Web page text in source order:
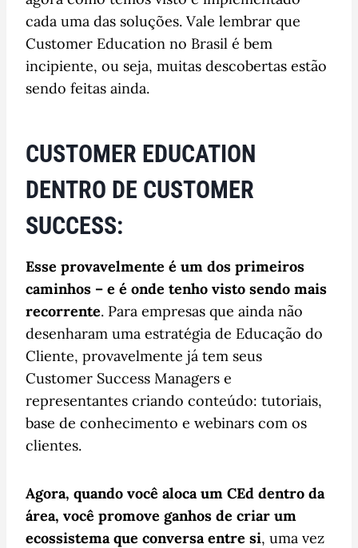
cada uma das soluções. Vale lembrar que
Customer Education no Brasil é bem
incipiente, ou seja, muitas descobertas estão
sendo feitas ainda.
CUSTOMER EDUCATION
DENTRO DE CUSTOMER
SUCCESS:
Esse provavelmente é um dos primeiros
caminhos – e é onde tenho visto sendo mais
recorrente. Para empresas que ainda não
desenharam uma estratégia de Educação do
Cliente, provavelmente já tem seus
Customer Success Managers e
representantes criando conteúdo: tutoriais,
base de conhecimento e webinars com os
clientes.
Agora, quando você aloca um CEd dentro da
área, você promove ganhos de criar um
ecossistema que conversa entre si, uma vez